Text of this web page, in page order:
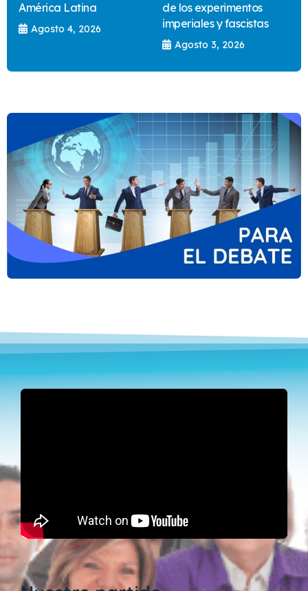
América Latina
Agosto 4, 2026
de los experimentos
imperiales y fascistas
Agosto 3, 2026